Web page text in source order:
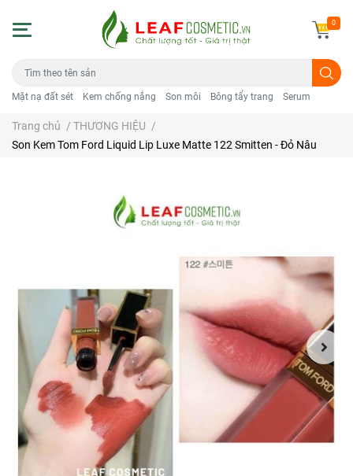
Mặt nạ đất sét Kem chống nắng Son môi Bông tẩy trang Serum
0
Trang chủ / THƯƠNG HIỆU /
Son Kem Tom Ford Liquid Lip Luxe Matte 122 Smitten - Đỏ Nâu